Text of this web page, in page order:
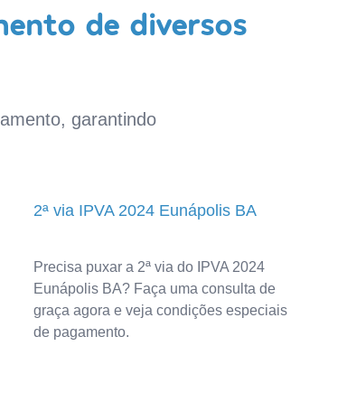
de diversos
garantindo
2ª via IPVA 2024 Eunápolis BA
Precisa puxar a 2ª via do IPVA 2024
Eunápolis BA? Faça uma consulta de
graça agora e veja condições especiais
de pagamento.